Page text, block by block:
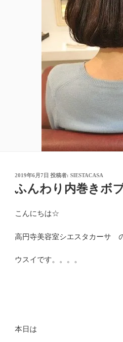
投
稿
日:
2019年6月7日 投稿者: SIESTACASA
ふんわり内巻きボ
こんにちは☆
高円寺美容室シエスタカーサ
ウスイです。。。。
本日は